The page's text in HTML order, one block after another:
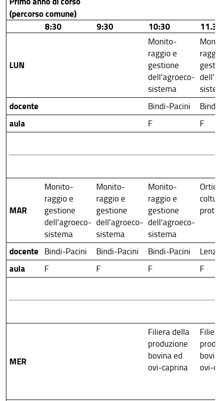
(percorso comune)
8:30
9:30 10:30
LUN
Monito-
raggio e
gestione
dell'agroeco-
sistema
docente Bindi-Pacini
aula F F
MAR
Monito-
raggio e
gestione
dell'agroeco-
sistema
Monito-
raggio e
gestione
dell'agroeco-
sistema
Monito-
raggio e
gestione
dell'agroeco-
sistema
docente Bindi-Pacini Bindi-Pacini Bindi-Pacini Lenzi
aula F F F F
MER
Filiera della
produzione
bovina ed
ovi-caprina
ovi-